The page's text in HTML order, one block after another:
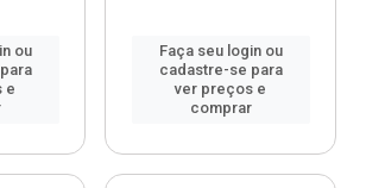
ou
e
Faça seu login ou
cadastre-se para
ver preços e
comprar